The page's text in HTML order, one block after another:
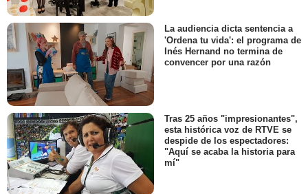
La audiencia dicta sentencia a
'Ordena tu vida': el programa de
Inés Hernand no termina de
convencer por una razón
Tras 25 años "impresionantes",
esta histórica voz de RTVE se
despide de los espectadores:
"Aquí se acaba la historia para
mí"